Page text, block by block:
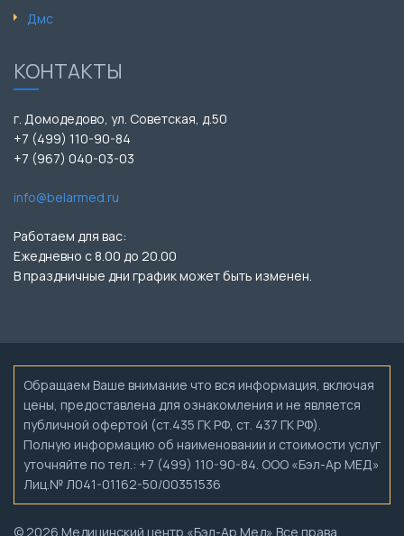
Дмс
КОНТАКТЫ
г. Домодедово, ул. Советская, д.50
+7 (499) 110-90-84
+7 (967) 040-03-03
info@belarmed.ru
Работаем для вас:
Ежедневно с 8.00 до 20.00
В праздничные дни график может быть изменен.
Обращаем Ваше внимание что вся информация, включая
цены, предоставлена для ознакомления и не является
публичной офертой (ст.435 ГК РФ, ст. 437 ГК РФ).
Полную информацию об наименовании и стоимости услуг
уточняйте по тел.: +7 (499) 110-90-84. ООО «Бэл-Ар МЕД»
Лиц.№ Л041-01162-50/00351536
© 2026 Медицинский центр «Бэл-Ар Мед» Все права